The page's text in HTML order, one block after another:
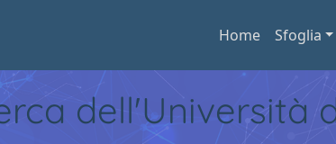
Home Sfoglia
dell'Università